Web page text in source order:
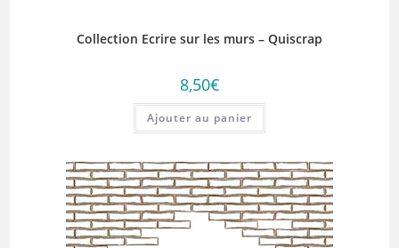
Collection Ecrire sur les murs – Quiscrap
8,50€
Ajouter au panier